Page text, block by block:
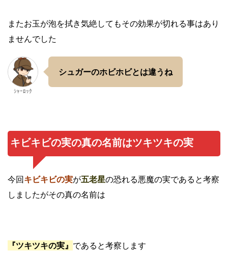
またお玉が泡を拭き気絶してもその効果が切れる事はあり
ませんでした
ｼｬｰﾛｯｸ
シュガーのホビホビとは違うね
キビキビの実の真の名前はツキツキの実
今回キビキビの実が五老星の恐れる悪魔の実であると考察
しましたがその真の名前は
『ツキツキの実』 であると考察します